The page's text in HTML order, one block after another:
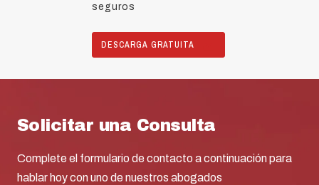
seguros
DESCARGA GRATUITA
Solicitar una Consulta
Complete el formulario de contacto a continuación para
hablar hoy con uno de nuestros abogados